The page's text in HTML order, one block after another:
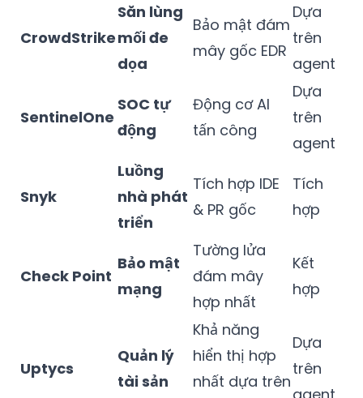
CrowdStrike
Săn lùng
mối đe
dọa
Bảo mật đám
mây gốc EDR
Dựa
trên
agent
SentinelOne
SOC tự
động
Động cơ AI
tấn công
Dựa
trên
agent
Snyk
Luồng
nhà phát
triển
Tích hợp IDE
& PR gốc
Tích
hợp
Check Point
Bảo mật
mạng
Tường lửa
đám mây
hợp nhất
Kết
hợp
Uptycs
Quản lý
tài sản
Khả năng
hiển thị hợp
nhất dựa trên
Dựa
trên